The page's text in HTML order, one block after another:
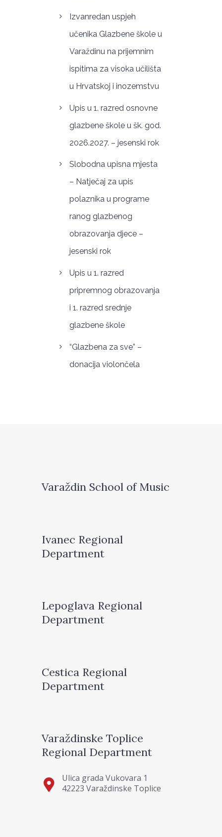
Izvanredan uspjeh
učenika Glazbene škole u
Varaždinu na prijemnim
ispitima za visoka učilišta
u Hrvatskoj i inozemstvu
Upis u 1. razred osnovne
glazbene škole u šk. god.
2026.2027. – jesenski rok
Slobodna upisna mjesta
– Natječaj za upis
polaznika u programe
ranog glazbenog
obrazovanja djece –
jesenski rok
Upis u 1. razred
pripremnog obrazovanja
i 1. razred srednje
glazbene škole
“Glazbena za sve” –
donacija violončela
Varaždin School of Music
Ivanec Regional
Department
Lepoglava Regional
Department
Cestica Regional
Department
Varaždinske Toplice
Regional Department
Ulica grada Vukovara 1
42223 Varaždinske Toplice